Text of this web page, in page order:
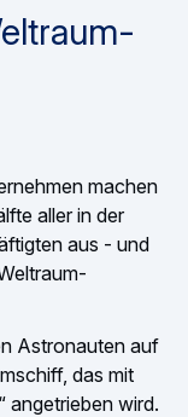
machen
aller in der
aus - und
Astronauten auf
das mit
angetrieben wird.